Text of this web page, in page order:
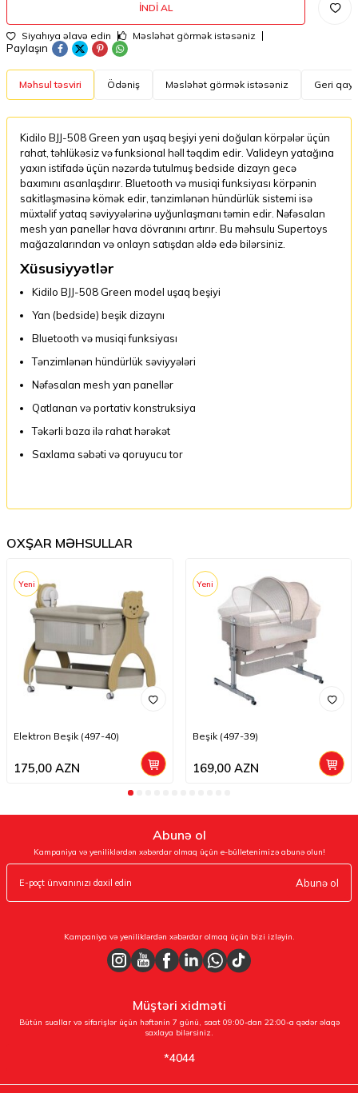
İNDI AL
Siyahıya əlavə edin Məsləhət görmək istəsəniz
Paylaşın
Məhsul təsviri Ödəniş Məsləhət görmək istəsəniz Geri
Kidilo BJJ-508 Green yan uşaq beşiyi yeni doğulan körpələr üçün
rahat, təhlükəsiz və funksional həll təqdim edir. Valideyn yatağına
yaxın istifadə üçün nəzərdə tutulmuş bedside dizayn gecə
baxımını asanlaşdırır. Bluetooth və musiqi funksiyası körpənin
sakitləşməsinə kömək edir, tənzimlənən hündürlük sistemi isə
müxtəlif yataq səviyyələrinə uyğunlaşmanı təmin edir. Nəfəsalan
mesh yan panellər hava dövranını artırır. Bu məhsulu Supertoys
mağazalarından və onlayn satışdan əldə edə bilərsiniz.
Xüsusiyyətlər
Kidilo BJJ-508 Green model uşaq beşiyi
Yan (bedside) beşik dizaynı
Bluetooth və musiqi funksiyası
Tənzimlənən hündürlük səviyyələri
Nəfəsalan mesh yan panellər
Qatlanan və portativ konstruksiya
Təkərli baza ilə rahat hərəkət
Saxlama səbəti və qoruyucu tor
OXŞAR MƏHSULLAR
Yeni
Elektron Beşik (497-40)
175,00 AZN
Yeni
Beşik (497-39)
169,00AZN
Abunə ol
Kampaniya və yeniliklərdən xəbərdar olmaq üçün e-bülletenimizə abunə olun!
Abunə ol
Kampaniya və yeniliklərdən xəbərdar olmaq üçün bizi izləyin.
Müştəri xidməti
Bütün suallar və sifarişlər üçün həftənin 7 günü, saat 09:00-dan 22:00-a qədər əlaqə
saxlaya bilərsiniz.
*4044